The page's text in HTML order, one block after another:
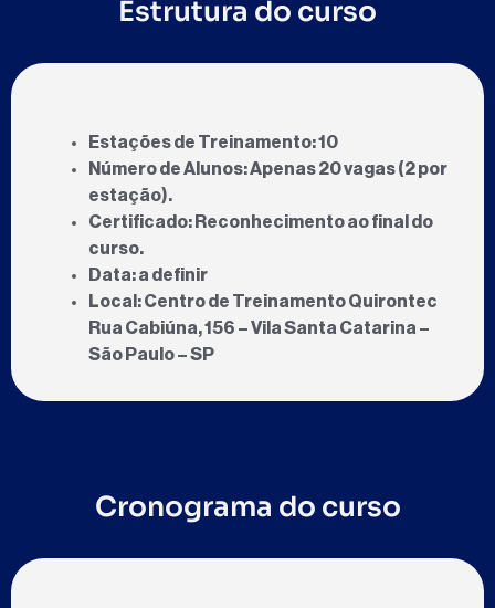
Estrutura do curso
Estações de Treinamento:10
Número de Alunos:Apenas 20 vagas (2 por
estação).
Certificado: Reconhecimento ao final do
curso.
Data:a definir
Local:Centro de Treinamento Quirontec
Rua Cabiúna, 156 – Vila Santa Catarina –
São Paulo – SP
Cronograma do curso